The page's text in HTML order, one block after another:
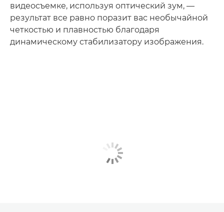
видеосъемке, используя оптический зум, —
результат все равно поразит вас необычайной
четкостью и плавностью благодаря
динамическому стабилизатору изображения.